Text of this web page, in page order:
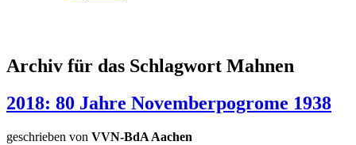
Archiv für das Schlagwort Mahnen
2018: 80 Jahre Novemberpogrome 1938
geschrieben von VVN-BdA Aachen